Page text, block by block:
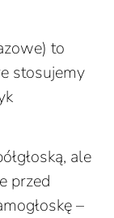
to
stosujemy
ale
przed
–